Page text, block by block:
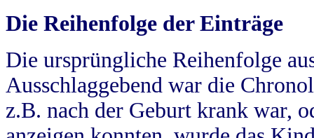
Die Reihenfolge der Einträge
Die ursprüngliche Reihenfolge
Ausschlaggebend war die
z.B. nach der Geburt krank war,